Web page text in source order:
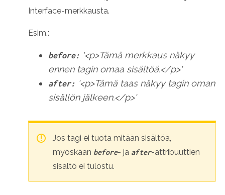
Interface-merkkausta.
Esim.:
before: '<p>Tämä merkkaus näkyy
ennen tagin omaa sisältöä.</p>'
after: '<p>Tämä taas näkyy tagin oman
sisällön jälkeen.</p>'
Jos tagi ei tuota mitään sisältöä,
myöskään before- ja after-attribuuttien
sisältö ei tulostu.